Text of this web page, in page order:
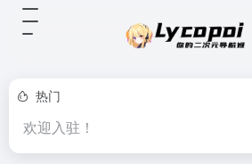
热门
欢迎入驻！